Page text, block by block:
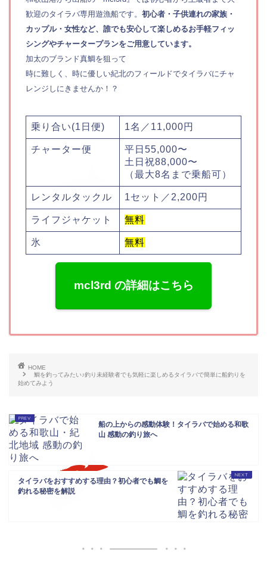
歓迎のタイラバ専用遊漁船です。 初心者・子供連れの家族・
カップル・女性など、誰でも安心して楽しめるお手軽フィッ
シングやチャータープランをご用意しています。
加太のブランド真鯛を狙って
時に難しく、時に優しい紀北のフィールドでタイラバにチャ
レンジしにきませんか！？
乗り合い(1日便) 1名／11,000円
チャーター便
平日55,000〜
土日祝88,000〜
（最大8名まで乗船可）
レンタルタックル 1セット／2,200円
ライフジャケット 無料
氷 無料
mcl3rd の詳細はこちら
HOME
鯛を釣ってみたい♪釣り未経験者でも気軽に楽しめるタイラバで簡単に船釣りを
始めてみよう
船の上からの感動体験！タイラバで始める和歌
山 感動の釣り旅へ
タイラバをおすすめする理由？初心者でも鯛を
釣れる秘密を解説